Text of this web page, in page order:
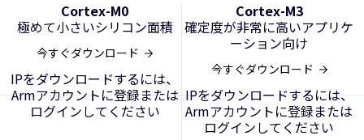
Cortex-M0
極めて小さいシリコン面積
今すぐダウンロード
IPをダウンロードするには、
Armアカウントに登録または
ログインしてください
Cortex-M3
確定度が非常に高いアプリケ
ーション向け
今すぐダウンロード
IPをダウンロードするには、
Armアカウントに登録または
ログインしてください